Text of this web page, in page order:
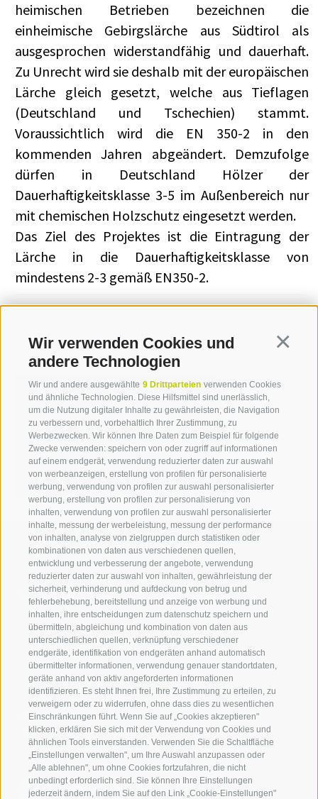
Wir verwenden Cookies und
andere Technologien
Wir und andere ausgewählte 9 Drittparteien verwenden Cookies
und ähnliche Technologien. Diese Hilfsmittel sind unerlässlich,
um die Nutzung digitaler Inhalte zu gewährleisten, die Navigation
zu verbessern und, vorbehaltlich Ihrer Zustimmung, zu
Werbezwecken. Wir können Ihre Daten zum Beispiel für folgende
Zwecke verwenden: speichern von oder zugriff auf informationen
auf einem endgerät, verwendung reduzierter daten zur auswahl
von werbeanzeigen, erstellung von profilen für personalisierte
werbung, verwendung von profilen zur auswahl personalisierter
werbung, erstellung von profilen zur personalisierung von
inhalten, verwendung von profilen zur auswahl personalisierter
inhalte, messung der werbeleistung, messung der performance
von inhalten, analyse von zielgruppen durch statistiken oder
kombinationen von daten aus verschiedenen quellen,
entwicklung und verbesserung der angebote, verwendung
reduzierter daten zur auswahl von inhalten, gewährleistung der
sicherheit, verhinderung und aufdeckung von betrug und
fehlerbehebung, bereitstellung und anzeige von werbung und
inhalten, ihre entscheidungen zum datenschutz speichern und
übermitteln, abgleichung und kombination von daten aus
unterschiedlichen quellen, verknüpfung verschiedener
endgeräte, identifikation von endgeräten anhand automatisch
übermittelter informationen, verwendung genauer standortdaten,
geräte anhand von aktiv angeforderten informationen
identifizieren. Es steht Ihnen frei, Ihre Zustimmung zu erteilen, zu
verweigern oder zu widerrufen, ohne dass dies zu wesentlichen
Einschränkungen führt. Wenn Sie auf „Cookies akzeptieren"
klicken, erklären Sie sich mit der Verwendung von Cookies und
ähnlichen Tools einverstanden. Verwenden Sie die Schaltfläche
„Einstellungen verwalten", um Ihre Auswahl anzupassen oder
„Alle ablehnen", um ohne Cookies fortzufahren, die nicht
unbedingt erforderlich sind. Sie können Ihre Einstellungen
jederzeit ändern, indem Sie auf den Link „Cookie-Einstellungen"
heimischen Betrieben bezeichnen die
einheimische Gebirgslärche aus Südtirol als
ausgesprochen widerstandfähig und dauerhaft.
Zu Unrecht wird sie deshalb mit der europäischen
Lärche gleich gesetzt, welche aus Tieflagen
(Deutschland und Tschechien) stammt.
Voraussichtlich wird die EN 350-2 in den
kommenden Jahren abgeändert. Demzufolge
dürfen in Deutschland Hölzer der
Dauerhaftigkeitsklasse 3-5 im Außenbereich nur
mit chemischen Holzschutz eingesetzt werden.
Das Ziel des Projektes ist die Eintragung der
Lärche in die Dauerhaftigkeitsklasse von
mindestens 2-3 gemäß EN350-2.
Kontakt
Michael Stauder
T +39 0471 094 241
michael.stauder[at]idm-
suedtirol.com
Kontaktieren Sie uns
IDM Südtirol - Alto Adige
+39 0471 094 000
info[at]idm-suedtirol.com
idm[at]pec.idm-suedtirol.com
SCHREIBEN SIE UNS!
HIER FINDEN SIE UNS